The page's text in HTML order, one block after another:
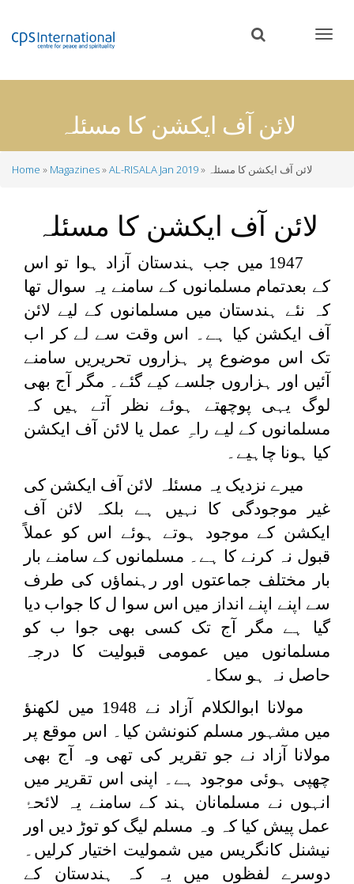
content
لائن آف ایکشن کا مسئلہ
Home Magazines AL-RISALA Jan 2019 لائن آف ایکشن کا مسئلہ
لائن آف ایکشن کا مسئلہ
1947 میں جب ہندستان آزاد ہوا تو اس
کے بعدتمام مسلمانوں کے سامنے یہ سوال تھا
کہ نئے ہندستان میں مسلمانوں کے لیے لائن
آف ایکشن کیا ہے۔ اس وقت سے لے کر اب
تک اس موضوع پر ہزاروں تحریریں سامنے
آئیں اور ہزاروں جلسے کیے گئے۔ مگر آج بھی
لوگ یہی پوچھتے ہوئے نظر آتے ہیں کہ
مسلمانوں کے لیے راہِ عمل یا لائن آف ایکشن
کیا ہونا چاہیے۔
میرے نزدیک یہ مسئلہ لائن آف ایکشن کی
غیر موجودگی کا نہیں ہے بلکہ لائن آف
ایکشن کے موجود ہوتے ہوئے اس کو عملاً
قبول نہ کرنے کا ہے۔ مسلمانوں کے سامنے بار
بار مختلف جماعتوں اور رہنماؤں کی طرف
سے اپنے اپنے انداز میں اس سوا ل کا جواب دیا
گیا ہے مگر آج تک کسی بھی جوا ب کو
مسلمانوں میں عمومی قبولیت کا درجہ
حاصل نہ ہو سکا۔
مولانا ابوالکلام آزاد نے 1948 میں لکھنؤ
میں مشہور مسلم کنونشن کیا۔ اس موقع پر
مولانا آزاد نے جو تقریر کی تھی وہ آج بھی
چھپی ہوئی موجود ہے۔ اپنی اس تقریر میں
انہوں نے مسلمانان ہند کے سامنے یہ لائحۂ
عمل پیش کیا کہ وہ مسلم لیگ کو توڑ دیں اور
نیشنل کانگریس میں شمولیت اختیار کرلیں۔
دوسرے لفظوں میں یہ کہ ہندستان کے